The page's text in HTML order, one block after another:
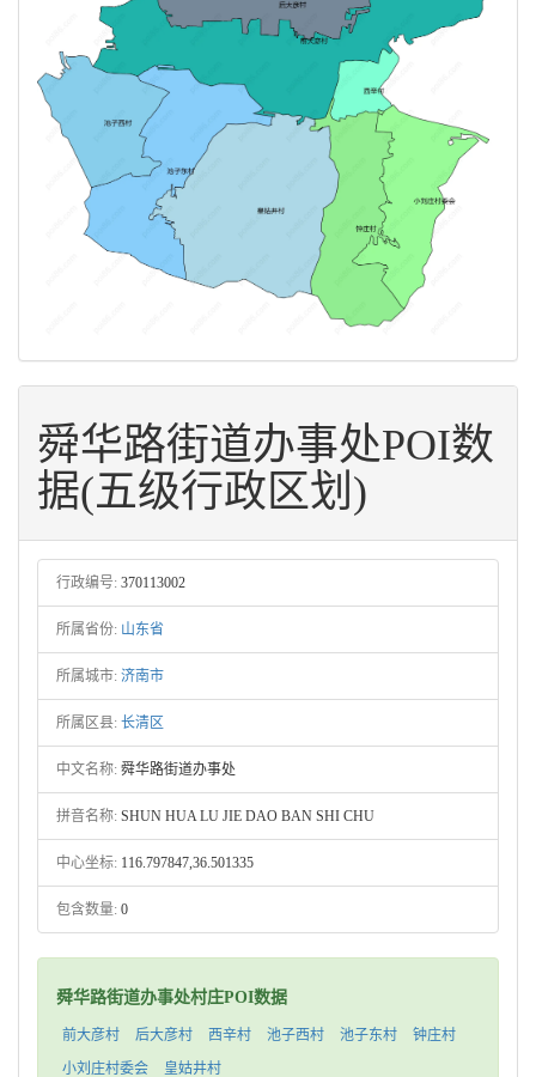
舜华路街道办事处POI数
据(五级行政区划)
行政编号: 370113002
所属省份: 山东省
所属城市: 济南市
所属区县: 长清区
中文名称: 舜华路街道办事处
拼音名称: SHUN HUA LU JIE DAO BAN SHI CHU
中心坐标: 116.797847,36.501335
包含数量: 0
舜华路街道办事处村庄POI数据
前大彦村 后大彦村 西辛村 池子西村 池子东村
钟庄村
小刘庄村委会
皇姑井村